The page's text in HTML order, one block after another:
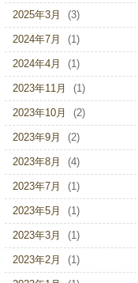
2025年3月 (3)
2024年7月 (1)
2024年4月 (1)
2023年11月 (1)
2023年10月 (2)
2023年9月 (2)
2023年8月 (4)
2023年7月 (1)
2023年5月 (1)
2023年3月 (1)
2023年2月 (1)